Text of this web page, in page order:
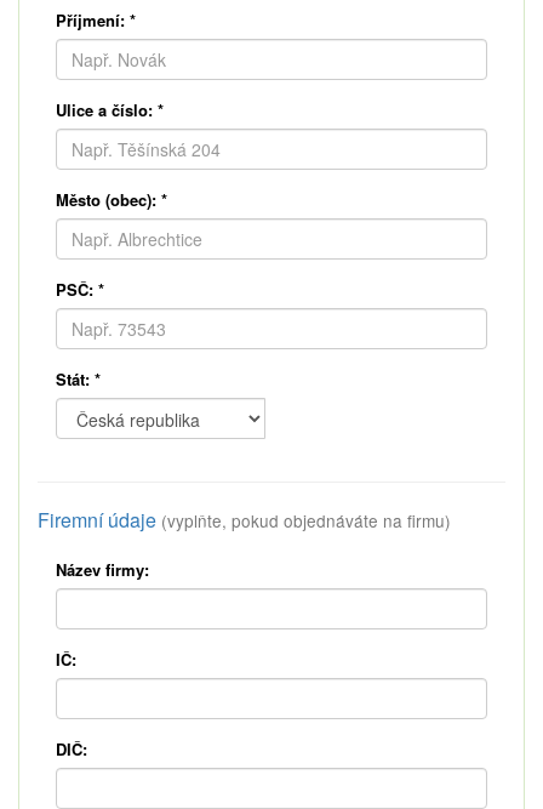
Příjmení: *
Ulice a číslo: *
Město (obec): *
PSČ: *
Stát: *
Firemní údaje (vyplňte, pokud objednáváte na firmu)
Název firmy:
IČ:
DIČ: